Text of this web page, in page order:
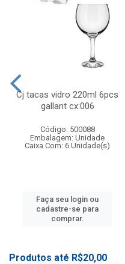
Cj tacas vidro 220ml 6pcs
gallant cx:006
Código: 500088
Embalagem: Unidade
Caixa Com: 6 Unidade(s)
Faça seu login ou
cadastre-se para
comprar.
Produtos até R$20,00